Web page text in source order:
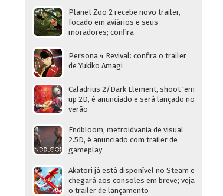
Planet Zoo 2 recebe novo trailer,
focado em aviários e seus
moradores; confira
Persona 4 Revival: confira o trailer
de Yukiko Amagi
Caladrius 2/Dark Element, shoot 'em
up 2D, é anunciado e será lançado no
verão
Endbloom, metroidvania de visual
2.5D, é anunciado com trailer de
gameplay
Akatori já está disponível no Steam e
chegará aos consoles em breve; veja
o trailer de lançamento